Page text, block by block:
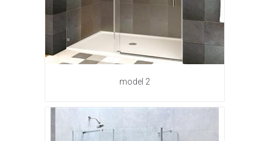
model 2